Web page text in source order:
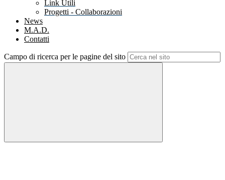
Link Utili
Progetti - Collaborazioni
News
M.A.D.
Contatti
Campo di ricerca per le pagine del sito